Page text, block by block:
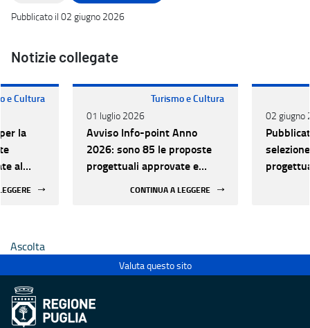
Pubblicato il 02 giugno 2026
Notizie collegate
e Cultura
la
al
Turismo e Cultura
01 luglio 2026
Avviso Info-point Anno
2026: sono 85 le proposte
progettuali approvate e
CONTINUA A LEGGERE
02 giugno
Ascolta
Valuta questo sito